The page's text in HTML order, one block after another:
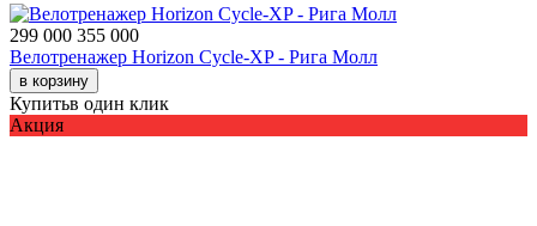
299 000 355 000
Велотренажер Horizon Cycle-XP - Рига Молл
в корзину
Купитьв один клик
Акция